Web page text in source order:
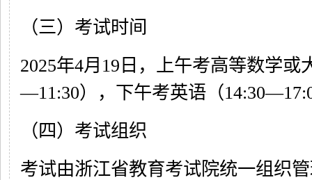
（三）考试时间
2025年4月19日，上午考高等数学或
—11:30），下午考英语（
（四）考试组织
考试由浙江省教育考试院统一组织